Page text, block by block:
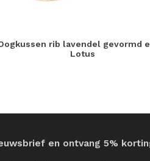
rib lavendel gevormd
Lotus
en ontvang 5%